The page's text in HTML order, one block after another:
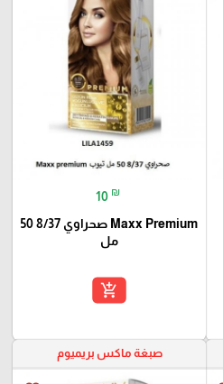
10 ₪
Maxx Premium صحراوي 8/37 50
مل
add_shopping_cart
صبغة ماكس بريميوم